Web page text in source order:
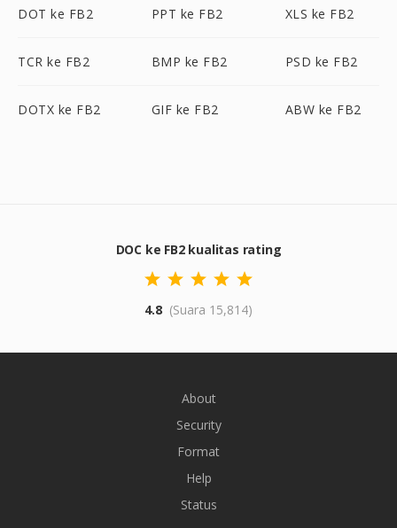
DOT ke FB2 PPT ke FB2 XLS ke FB2
TCR ke FB2 BMP ke FB2 PSD ke FB2
DOTX ke FB2 GIF ke FB2 ABW ke FB2
DOC ke FB2 kualitas rating
4.8 (Suara 15,814)
About
Security
Format
Help
Status